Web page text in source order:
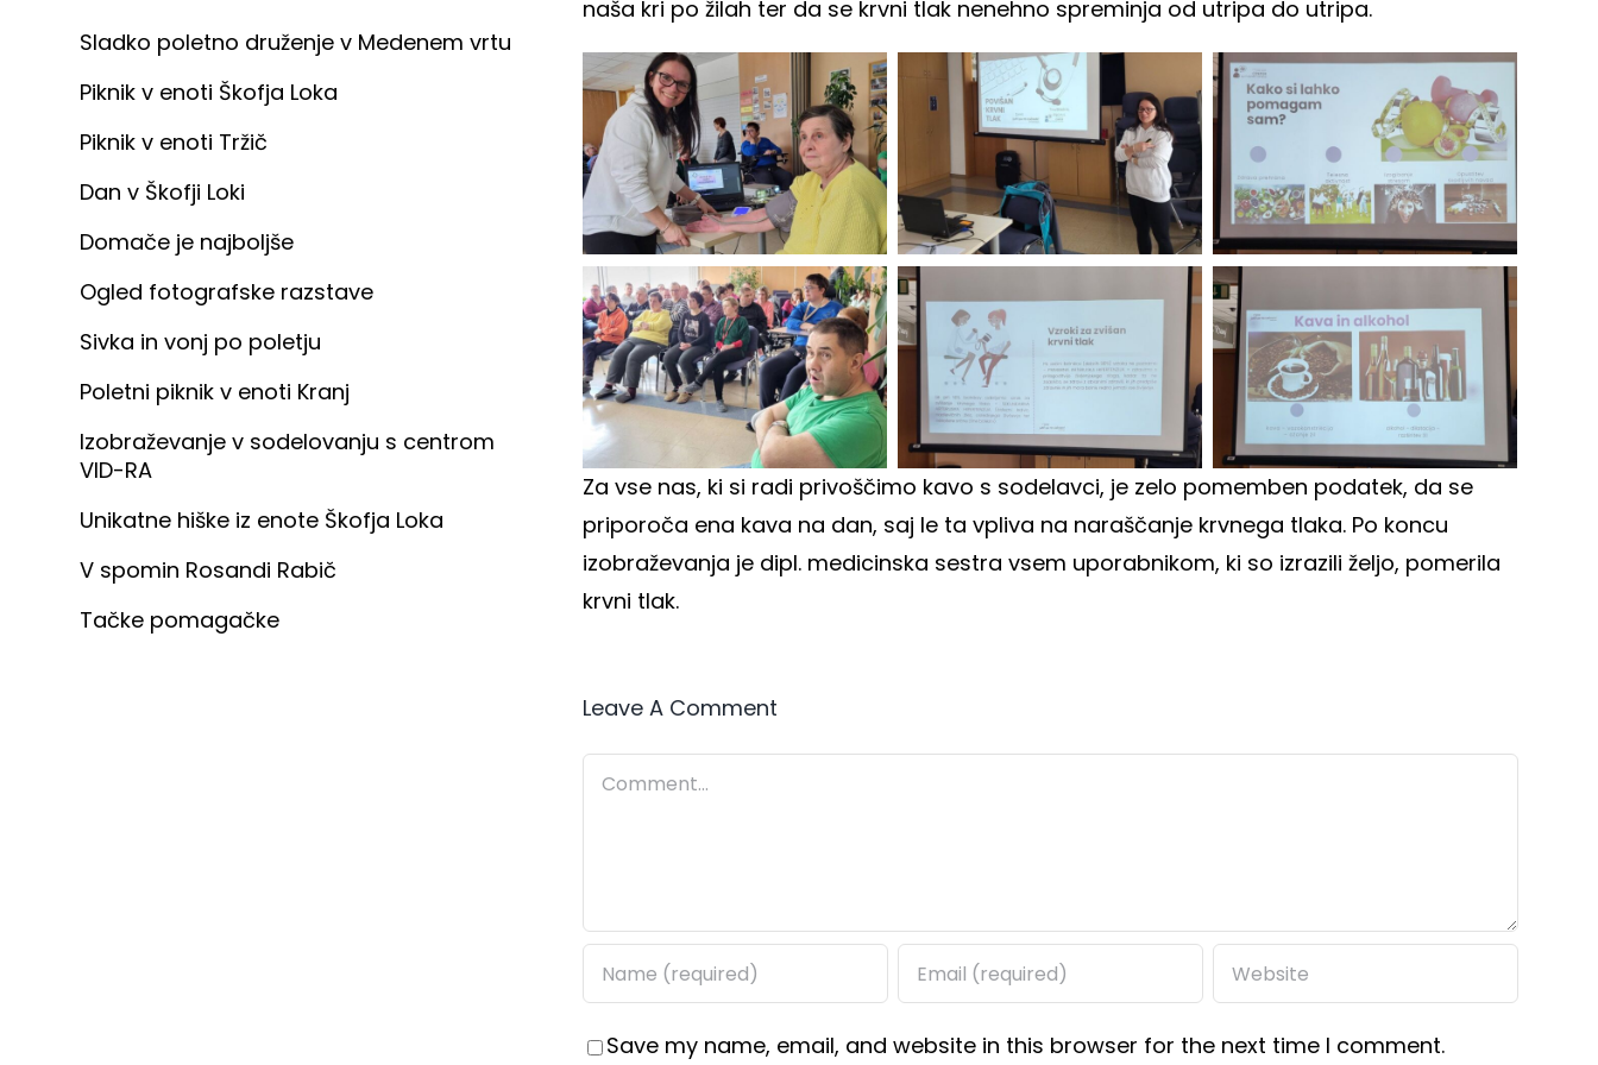
Sladko poletno druženje v Medenem vrtu
Piknik v enoti Škofja Loka
Piknik v enoti Tržič
Dan v Škofji Loki
Domače je najboljše
Ogled fotografske razstave
Sivka in vonj po poletju
Poletni piknik v enoti Kranj
Izobraževanje v sodelovanju s centrom
VID-RA
Unikatne hiške iz enote Škofja Loka
V spomin Rosandi Rabič
Tačke pomagačke
naša kri po žilah ter da se krvni tlak nenehno spreminja od utripa do utripa.
Za vse nas, ki si radi privoščimo kavo s sodelavci, je zelo pomemben podatek, da se
priporoča ena kava na dan, saj le ta vpliva na naraščanje krvnega tlaka. Po koncu
izobraževanja je dipl. medicinska sestra vsem uporabnikom, ki so izrazili željo, pomerila
krvni tlak.
Leave A Comment
Comment
Save my name, email, and website in this browser for the next time I comment.